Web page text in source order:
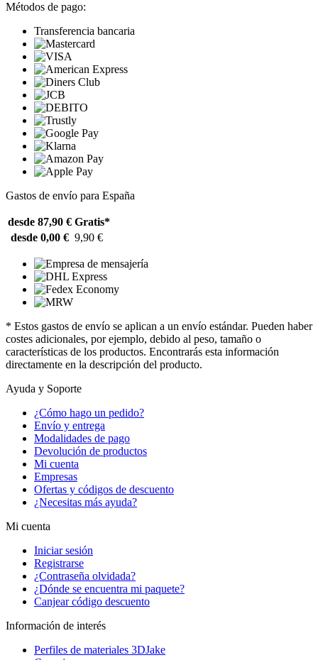
Métodos de pago:
Transferencia bancaria
Gastos de envío para España
desde 87,90 € Gratis*
desde 0,00 € 9,90 €
* Estos gastos de envío se aplican a un envío estándar. Pueden haber
costes adicionales, por ejemplo, debido al peso, tamaño o
características de los productos. Encontrarás esta información
directamente en la descripción del producto.
Ayuda y Soporte
¿Cómo hago un pedido?
Envío y entrega
Modalidades de pago
Devolución de productos
Mi cuenta
Empresas
Ofertas y códigos de descuento
¿Necesitas más ayuda?
Mi cuenta
Iniciar sesión
Registrarse
¿Contraseña olvidada?
¿Dónde se encuentra mi paquete?
Canjear código descuento
Información de interés
Perfiles de materiales 3DJake